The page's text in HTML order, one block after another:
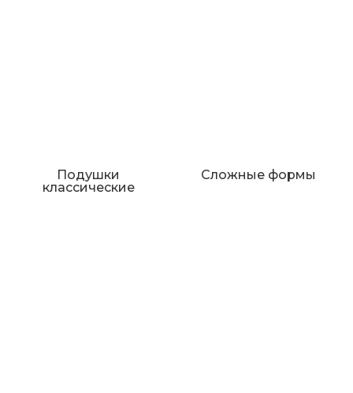
Подушки
классические
Сложные формы